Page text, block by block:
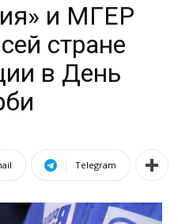
и МГЕР
стране
в День
Telegram